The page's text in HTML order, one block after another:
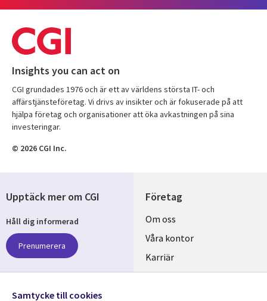
Insights you can act on
CGI grundades 1976 och är ett av världens största IT- och
affärstjänsteföretag. Vi drivs av insikter och är fokuserade på att
hjälpa företag och organisationer att öka avkastningen på sina
investeringar.
© 2026 CGI Inc.
Företag
Useful
links
SWEDEN
Om oss
Våra kontor
Karriär
Hållbarhet
Upptäck mer om CGI
Håll dig informerad
Prenumerera
Samtycke till cookies